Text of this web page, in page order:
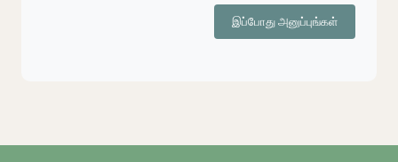
இப்போது அனுப்புங்கள்